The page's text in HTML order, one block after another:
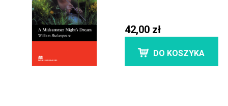
42,00 zł
DO KOSZYKA